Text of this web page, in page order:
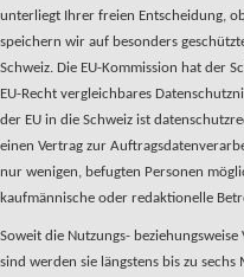
unterliegt Ihrer freien Entscheidung,
speichern wir auf besonders
Schweiz. Die EU-Kommission hat der
EU-Recht vergleichbares
der EU in die Schweiz ist
einen Vertrag zur
nur wenigen, befugten Personen
kaufmännische oder redaktionelle
Soweit die Nutzungs-
sind werden sie längstens bis zu